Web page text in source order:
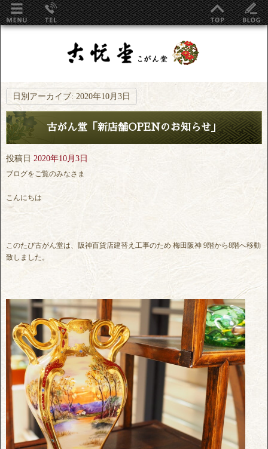
日別アーカイブ:2020年10月3日
古がん堂「新店舗OPENのお知らせ」
投稿日 2020年10月3日
ブログをご覧のみなさま
こんにちは
このたび古がん堂は、阪神百貨店建替え工事のため 梅田阪神 9階から8階へ移動
致しました。